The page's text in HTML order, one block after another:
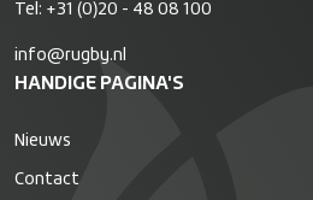
Tel: +31 (0)20 - 48 08 100
info@rugby.nl
HANDIGE PAGINA'S
Nieuws
Contact